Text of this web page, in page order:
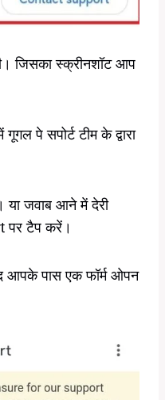
जिसका स्क्रीनशॉट आप
पे सपोर्ट टीम के द्वारा
या जवाब आने में देरी
पर टैप करें।
आपके पास एक फॉर्म ओपन